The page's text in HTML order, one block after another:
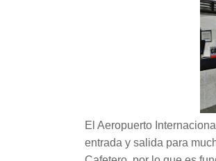
El Aeropuerto Internacional
entrada y salida para